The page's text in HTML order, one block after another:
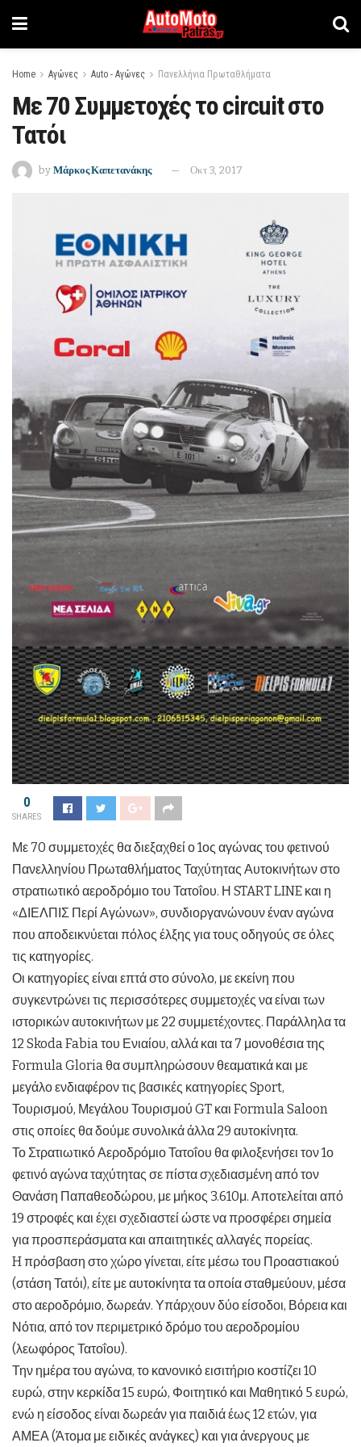
Home Αγώνες Auto - Αγώνες Πανελλήνια Πρωταθλήματα
Με 70 Συμμετοχές το circuit στο
Τατόι
by Μάρκος Καπετανάκης Οκτ 3, 2017
0
SHARES
Με 70 συμμετοχές θα διεξαχθεί ο 1ος αγώνας του φετινού
Πανελληνίου Πρωταθλήματος Ταχύτητας Αυτοκινήτων στο
στρατιωτικό αεροδρόμιο του Τατοΐου. Η START LINE και η
«ΔΙΕΛΠΙΣ Περί Αγώνων», συνδιοργανώνουν έναν αγώνα
που αποδεικνύεται πόλος έλξης για τους οδηγούς σε όλες
τις κατηγορίες.
Οι κατηγορίες είναι επτά στο σύνολο, με εκείνη που
συγκεντρώνει τις περισσότερες συμμετοχές να είναι των
ιστορικών αυτοκινήτων με 22 συμμετέχοντες. Παράλληλα τα
12 Skoda Fabia του Ενιαίου, αλλά και τα 7 μονοθέσια της
Formula Gloria θα συμπληρώσουν θεαματικά και με
μεγάλο ενδιαφέρον τις βασικές κατηγορίες Sport,
Τουρισμού, Μεγάλου Τουρισμού GT και Formula Saloon
στις οποίες θα δούμε συνολικά άλλα 29 αυτοκίνητα.
Το Στρατιωτικό Αεροδρόμιο Τατοΐου θα φιλοξενήσει τον 1ο
φετινό αγώνα ταχύτητας σε πίστα σχεδιασμένη από τον
Θανάση Παπαθεοδώρου, με μήκος 3.610μ. Αποτελείται από
19 στροφές και έχει σχεδιαστεί ώστε να προσφέρει σημεία
για προσπεράσματα και απαιτητικές αλλαγές πορείας.
H πρόσβαση στο χώρο γίνεται, είτε μέσω του Προαστιακού
(στάση Τατόι), είτε με αυτοκίνητα τα οποία σταθμεύουν, μέσα
στο αεροδρόμιο, δωρεάν. Υπάρχουν δύο είσοδοι, Βόρεια και
Νότια, από τον περιμετρικό δρόμο του αεροδρομίου
(λεωφόρος Τατοΐου).
Την ημέρα του αγώνα, το κανονικό εισιτήριο κοστίζει 10
ευρώ, στην κερκίδα 15 ευρώ, Φοιτητικό και Μαθητικό 5 ευρώ,
ενώ η είσοδος είναι δωρεάν για παιδιά έως 12 ετών, για
ΑΜΕΑ (Άτομα με ειδικές ανάγκες) και για άνεργους με